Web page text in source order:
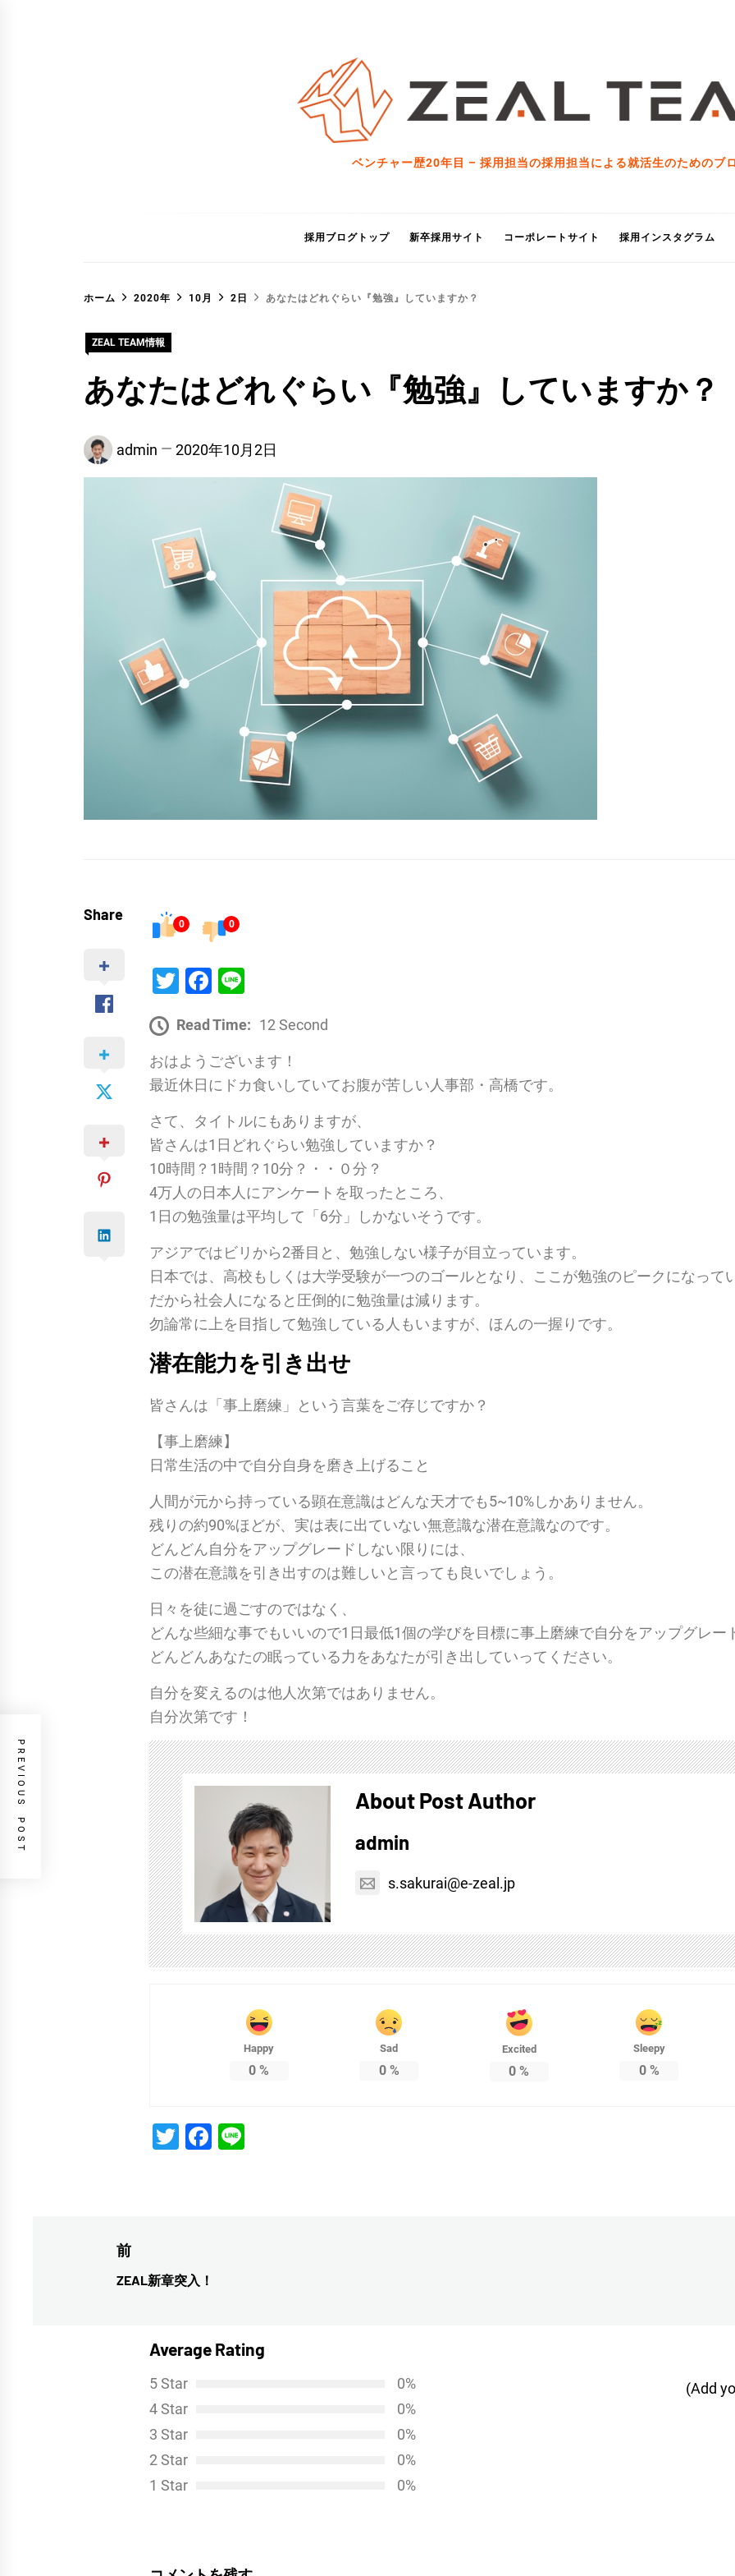
ベンチャー歴20年目 – 採用担当の採用担当による就活生のためのブ
採用ブログトップ 新卒採用サイト コーポレートサイト 採用インスタグラム
ホーム 2020年 10月 2日 あなたはどれぐらい『勉強』していますか？
ZEAL TEAM情報
あなたはどれぐらい『勉強』していますか？
admin 2020年10月2日
Share
0 0
TwitterFacebook
Read Time: 12 Second
おはようございます！
最近休日にドカ食いしていてお腹が苦しい人事部・高橋です。
さて、タイトルにもありますが、
皆さんは1日どれぐらい勉強していますか？
10時間？1時間？10分？・・０分？
4万人の日本人にアンケートを取ったところ、
1日の勉強量は平均して「6分」しかないそうです。
アジアではビリから2番目と、勉強しない様子が目立っています。
日本では、高校もしくは大学受験が一つのゴールとなり、ここが勉強のピークになって
だから社会人になると圧倒的に勉強量は減ります。
勿論常に上を目指して勉強している人もいますが、ほんの一握りです。
潜在能力を引き出せ
皆さんは「事上磨練」という言葉をご存じですか？
【事上磨練】
日常生活の中で自分自身を磨き上げること
人間が元から持っている顕在意識はどんな天才でも5~10%しかありません。
残りの約90%ほどが、実は表に出ていない無意識な潜在意識なのです。
どんどん自分をアップグレードしない限りには、
この潜在意識を引き出すのは難しいと言っても良いでしょう。
日々を徒に過ごすのではなく、
どんな些細な事でもいいので1日最低1個の学びを目標に事上磨練で自分をアップグレー
どんどんあなたの眠っている力をあなたが引き出していってください。
自分を変えるのは他人次第ではありません。
自分次第です！
About Post Author
admin
s.sakurai@e-zeal.jp
Happy
0 %
Sad
0%
Excited
0 %
Sleepy
0%
TwitterFacebook
投
稿
前
前
ZEAL新章突入！
PREVIOUS POST
Average Rating
5 Star
0%
4 Star
0%
3 Star
0%
2 Star
0%
1 Star
0%
(Add